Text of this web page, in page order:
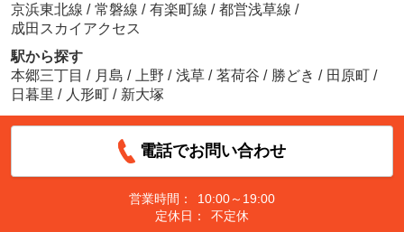
京浜東北線 / 常磐線 / 有楽町線 / 都営浅草線 /
成田スカイアクセス
駅から探す
本郷三丁目 / 月島 / 上野 / 浅草 / 茗荷谷 / 勝どき / 田原町 /
日暮里 / 人形町 / 新大塚
電話でお問い合わせ
営業時間：
10:00～19:00
定休日：
不定休